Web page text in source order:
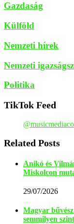
Gazdaság
Külföld
Nemzeti hírek
Nemzeti
Politika
TikTok Feed
@musicmediaco
Related Posts
Anikó és
Miskolcon
29/07/2026
Magyar
semmilyen